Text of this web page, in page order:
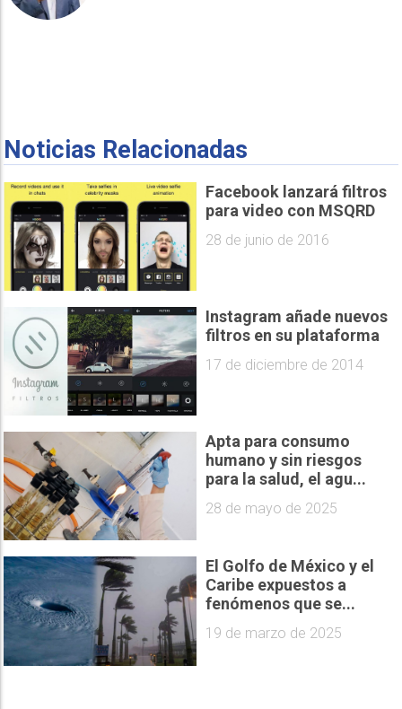
Noticias Relacionadas
Facebook lanzará filtros
para video con MSQRD
28 de junio de 2016
Instagram añade nuevos
filtros en su plataforma
17 de diciembre de 2014
Apta para consumo
humano y sin riesgos
para la salud, el agu...
28 de mayo de 2025
El Golfo de México y el
Caribe expuestos a
fenómenos que se...
19 de marzo de 2025